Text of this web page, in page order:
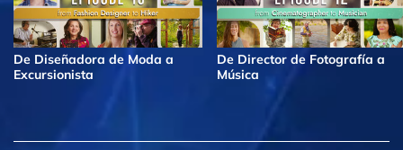
De Diseñadora de Moda a
Excursionista
De Director de Fotografía a
Música